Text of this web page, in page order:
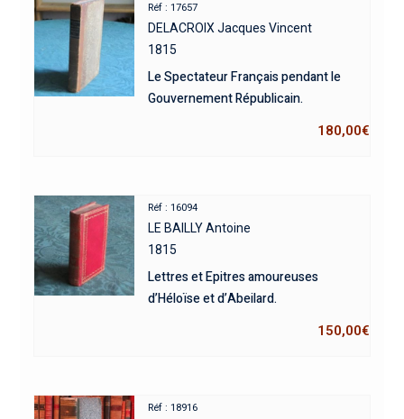
Réf : 17657
DELACROIX Jacques Vincent
1815
Le Spectateur Français pendant le
Gouvernement Républicain.
180,00€
Réf : 16094
LE BAILLY Antoine
1815
Lettres et Epitres amoureuses
d’Héloïse et d’Abeilard.
150,00€
Réf : 18916